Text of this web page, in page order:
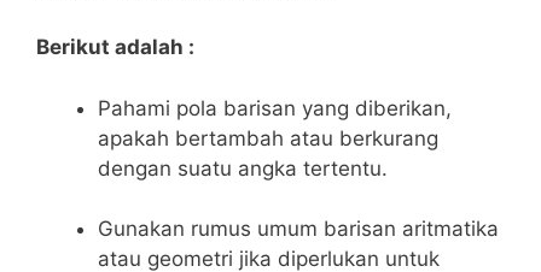
Berikut adalah :
Pahami pola ⁤barisan​ yang diberikan,
‍apakah⁣ bertambah‍ atau berkurang ​
dengan suatu angka tertentu.
Gunakan rumus umum barisan aritmatika
atau geometri jika diperlukan untuk